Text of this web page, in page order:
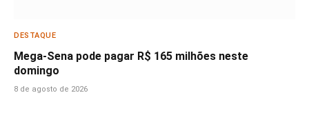
DESTAQUE
Mega-Sena pode pagar R$ 165 milhões neste
domingo
8 de agosto de 2026